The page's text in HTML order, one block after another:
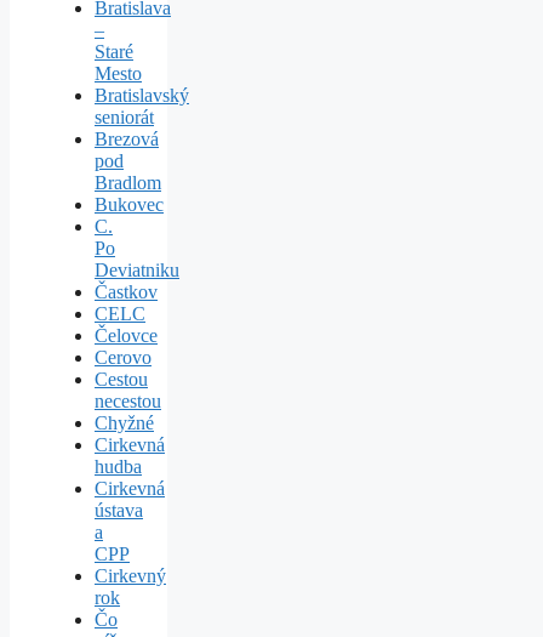
Bratislava
–
Staré
Mesto
Bratislavský
seniorát
Brezová
pod
Bradlom
Bukovec
C.
Po
Deviatniku
Častkov
CELC
Čelovce
Cerovo
Cestou
necestou
Chyžné
Cirkevná
hudba
Cirkevná
ústava
a
CPP
Cirkevný
rok
Čo